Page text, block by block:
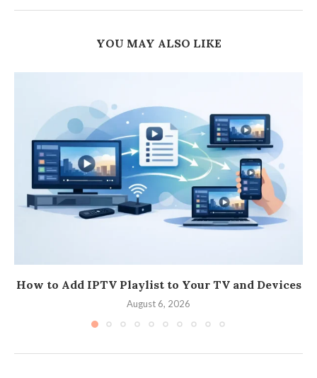
YOU MAY ALSO LIKE
How to Add IPTV Playlist to Your TV and Devices
August 6, 2026